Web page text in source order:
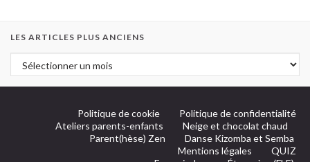
LES ARTICLES PLUS ANCIENS
Politique de cookie
Politique de confidentialité
Ateliers parents-enfants
Neige et chocolat chaud
Parent(hèse) Zen
Danse Kizomba et Semba
Mentions légales
QUIZ